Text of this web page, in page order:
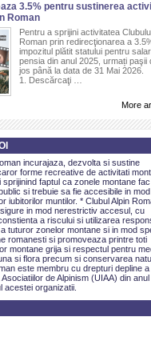
3.5% pentru sustinerea
Roman
Pentru a sprijini activitatea
Roman prin redirecţionarea a
impozitul plătit statului pentru
pensia din anul 2025, urmați paşii
jos până la data de 31 Mai 2026.
1. Descărcaţi …
More
incurajaza, dezvolta si sustine
forme recreative de activitati
faptul ca zonele montane
si trebuie sa fie accesibile in mod
iubitorilor muntilor. * Clubul Alpin
in mod nerestrictiv accesul, cu
a riscului si utilizarea
tuturor zonelor montane si in mod
romanesti si promoveaza printre toti
montane grija si respectul pentru
si flora precum si conservarea
este membru cu drepturi depline a
de Alpinism (UIAA) din
acestei organizatii.